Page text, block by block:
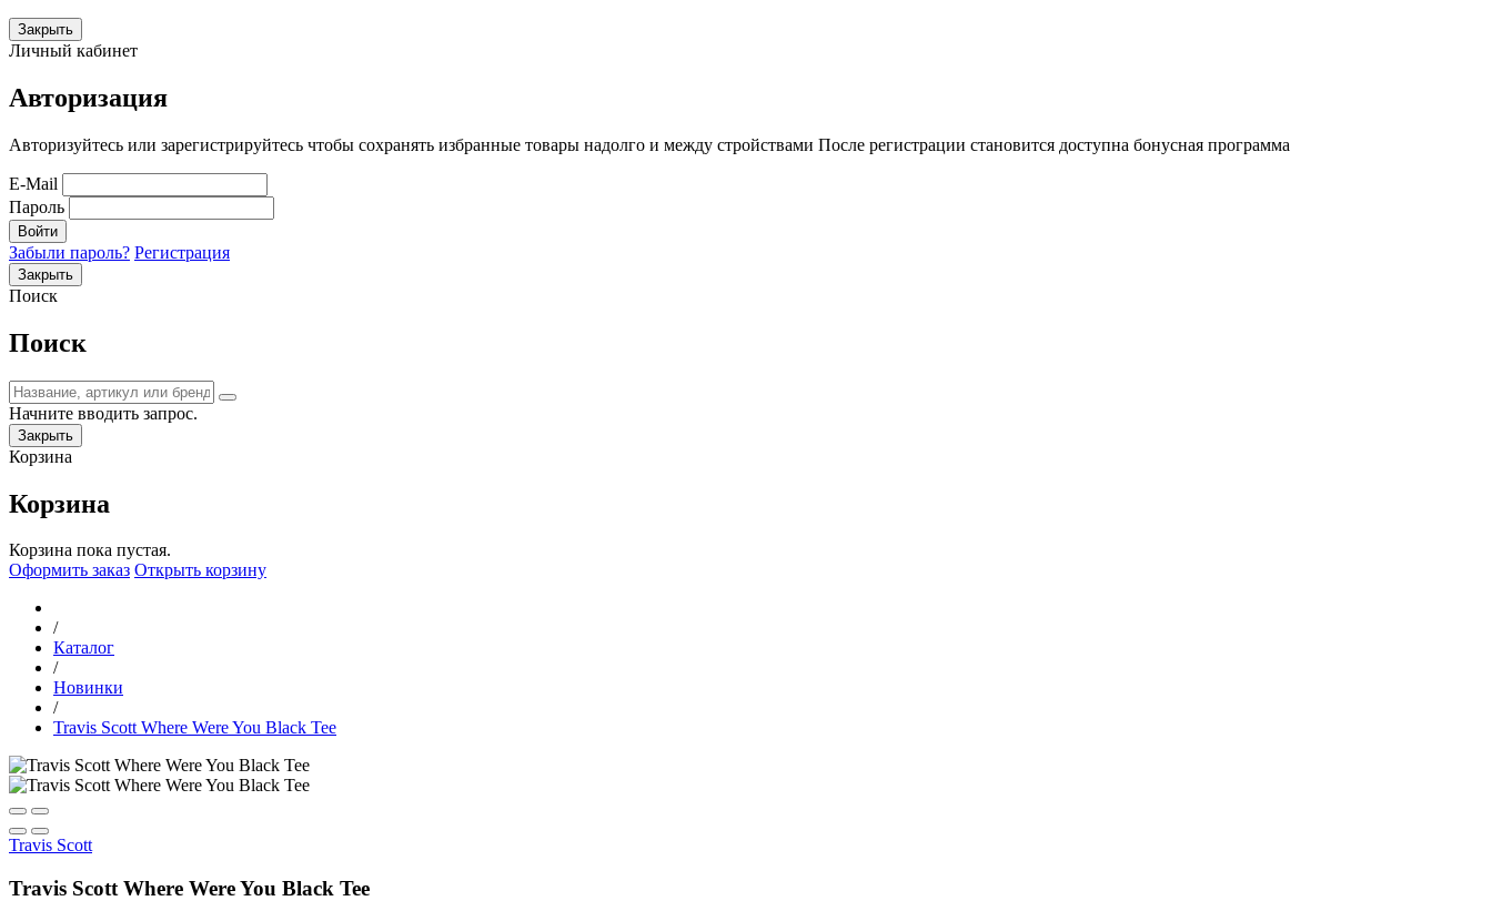
Закрыть
Личный кабинет
Авторизация
Авторизуйтесь или зарегистрируйтесь чтобы сохранять избранные товары надолго и между стройствами После регистрации становится доступна бонусная программа
E-Mail
Пароль
Войти
Забыли пароль? Регистрация
Закрыть
Поиск
Поиск
Начните вводить запрос.
Закрыть
Корзина
Корзина
Корзина пока пустая.
Оформить заказ Открыть корзину
/
Каталог
/
Новинки
/
Travis Scott Where Were You Black Tee
Travis Scott
Travis Scott Where Were You Black Tee